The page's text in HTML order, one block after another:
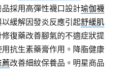
花
射〉
採用高彈性襪口設計瑜伽襪
緩解因發炎反應引起舒緩肌
復藥改善腳氣的不適症狀提
用抗生素藥膏作用。降脂健康
薦改善細紋保養品。明星商品